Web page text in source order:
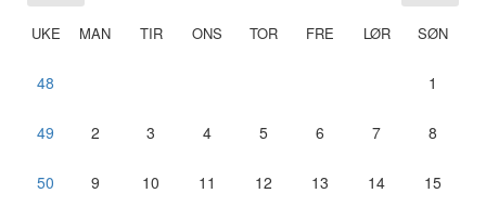
UKE MAN TIR ONS TOR FRE LØR SØN
48 1
49 2 3 4 5 6 7 8
50 9 10 11 12 13 14 15